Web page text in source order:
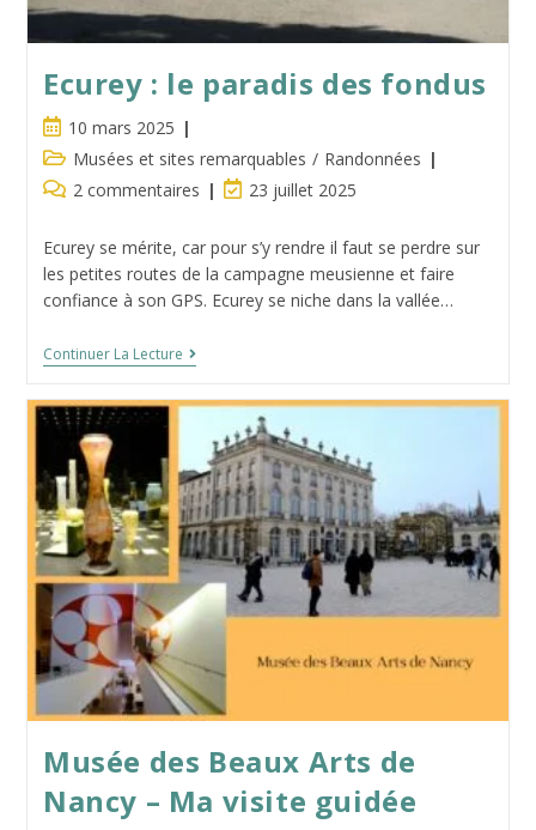
Ecurey : le paradis des fondus
Publication
publiée :
10 mars 2025
Post
category:
Musées et sites remarquables / Randonnées
Commentaires
la
publication :
2 commentaires
Dernière
de
publication :
23 juillet 2025
Ecurey se mérite, car pour s’y rendre il faut se perdre sur
les petites routes de la campagne meusienne et faire
confiance à son GPS. Ecurey se niche dans la vallée…
Continuer La LectureEcurey
:
Paradis
Fondus
Musée des Beaux Arts de
Nancy – Ma visite guidée